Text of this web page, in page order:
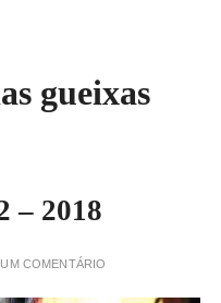
gueixas
– 2018
COMENTÁRIO